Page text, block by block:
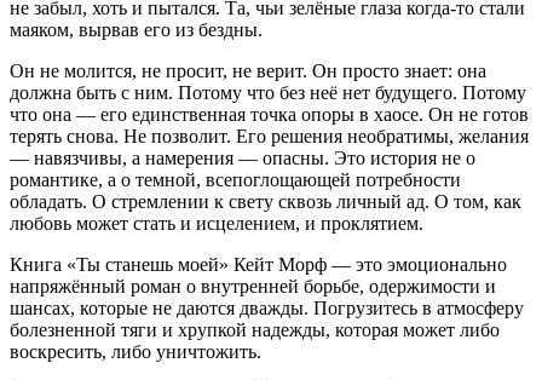
не забыл, хоть и пытался. Та, чьи зелёные глаза когда-то стали
маяком, вырвав его из бездны.
Он не молится, не просит, не верит. Он просто знает: она
должна быть с ним. Потому что без неё нет будущего. Потому
что она — его единственная точка опоры в хаосе. Он не готов
терять снова. Не позволит. Его решения необратимы, желания
— навязчивы, а намерения — опасны. Это история не о
романтике, а о темной, всепоглощающей потребности
обладать. О стремлении к свету сквозь личный ад. О том, как
любовь может стать и исцелением, и проклятием.
Книга «Ты станешь моей» Кейт Морф — это эмоционально
напряжённый роман о внутренней борьбе, одержимости и
шансах, которые не даются дважды. Погрузитесь в атмосферу
болезненной тяги и хрупкой надежды, которая может либо
воскресить, либо уничтожить.